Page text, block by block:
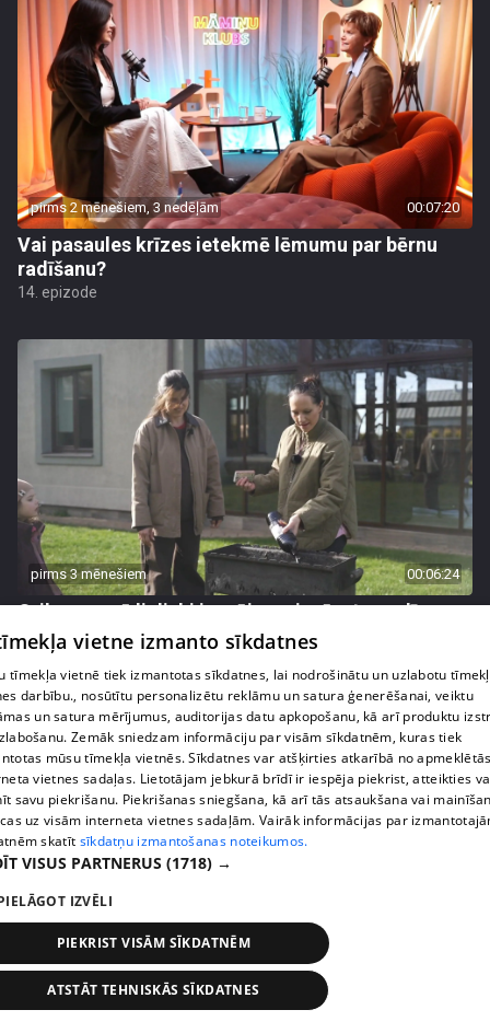
pirms 2 mēnešiem, 3 nedēļām 00:07:20
Vai pasaules krīzes ietekmē lēmumu par bērnu
radīšanu?
14. epizode
pirms 3 mēnešiem 00:06:24
Grila sezonā lieliski iespējams ievērot veselīga
uztura principus
13. epizode
pirms 3 mēnešiem
Veselības sākas ar mikrobiomu, ar ko to barot, lai
justos labi?
vietne izmanto sīkdatnes
tīmekļa vietnē tiek izmantotas sīkdatnes, lai nodrošinātu un uzlabotu
darbību., nosūtītu personalizētu reklāmu un satura ģenerēšanai, veiktu
un satura mērījumus, auditorijas datu apkopošanu, kā arī produktu
Zemāk sniedzam informāciju par visām sīkdatnēm, kuras tiek
mūsu tīmekļa vietnēs. Sīkdatnes var atšķirties atkarībā no
vietnes sadaļas. Lietotājam jebkurā brīdī ir iespēja piekrist, atteikties
savu piekrišanu. Piekrišanas sniegšana, kā arī tās atsaukšana vai
uz visām interneta vietnes sadaļām. Vairāk informācijas par
skatīt sīkdatņu izmantošanas noteikumos.
VISUS PARTNERUS (1718) →
IZVĒLI
PIEKRIST VISĀM SĪKDATNĒM
ATSTĀT TEHNISKĀS SĪKDATNES